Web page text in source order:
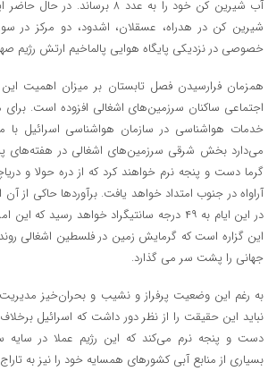
آب شیرین کن خود را به عدد ۸
شیرین کن در هدراه، عسقلان، اشدود، دو مرکز
خصوصی در نزدیکی پایگاه هوایی پالماخیم ارتش رژیم
همزمان فرارسیدن فصل تابستان بر میزان اهمیت
اجتماعی ساکنان سرزمین‌های اشغالی افزوده است.
خدمات هواشناسی در سازمان هواشناسی اسرائیل با
می‌دارد بخش شرقی سرزمین‌های اشغالی در هفته‌های
گرما دست و پنجه نرم خواهند کرد که از دره حولا و
آراواه در جنوب امتداد خواهد یافت. برآوردها حاکی از
در این ایام به ۴۹ درجه سانتیگراد خواهد رسید
این گزاره است که گرمایش زمین در فلسطین اشغالی
جهانی را پشت سر می گذارد.
به رغم این وضعیت پرفراز و نشیب و بحران‌خیز مدیریت
نباید این حقیقت را از نظر دور داشت که اسرائیل
دست و پنجه نرم می‌کند که این رژیم عملا در سایه
بسیاری از منابع آبی کشورهای همسایه خود را نیز به